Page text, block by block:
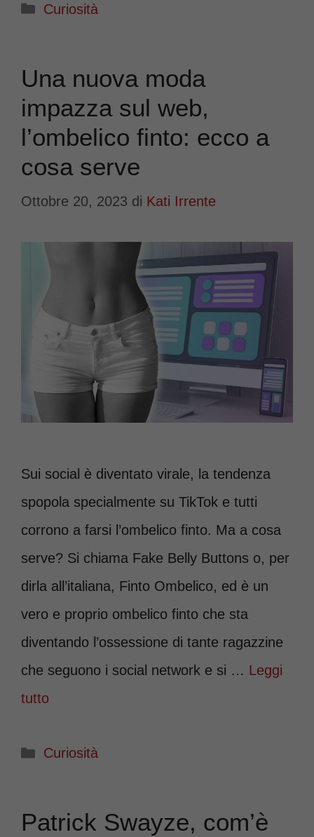
Categorie
Curiosità
Una nuova moda
impazza sul web,
l’ombelico finto: ecco a
cosa serve
Ottobre 20, 2023 di Kati Irrente
Sui social è diventato virale, la tendenza
spopola specialmente su TikTok e tutti
corrono a farsi l’ombelico finto. Ma a cosa
serve? Si chiama Fake Belly Buttons o, per
dirla all’italiana, Finto Ombelico, ed è un
vero e proprio ombelico finto che sta
diventando l’ossessione di tante ragazzine
che seguono i social network e si … Leggi
tutto
Categorie
Curiosità
Patrick Swayze, com’è